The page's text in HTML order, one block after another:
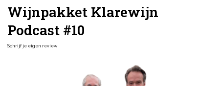
Wijnpakket Klarewijn
Podcast #10
Schrijf je eigen review